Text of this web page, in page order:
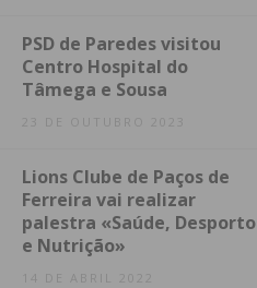
PSD de Paredes visitou
Centro Hospital do
Tâmega e Sousa
23 DE OUTUBRO 2023
Lions Clube de Paços de
Ferreira vai realizar
palestra «Saúde, Desporto
e Nutrição»
14 DE ABRIL 2022